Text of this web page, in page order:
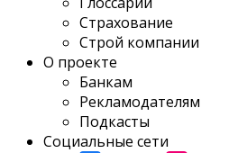
Страхование
Строй компании
О проекте
Банкам
Рекламодателям
Подкасты
Социальные сети